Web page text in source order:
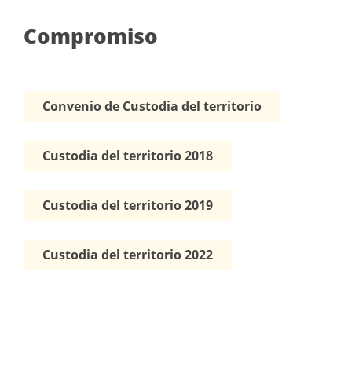
Compromiso
Convenio de Custodia del territorio
Custodia del territorio 2018
Custodia del territorio 2019
Custodia del territorio 2022